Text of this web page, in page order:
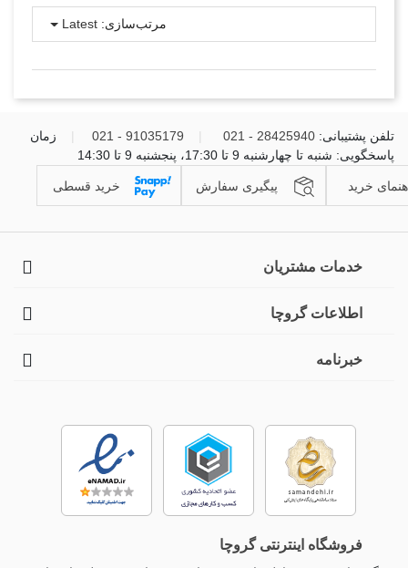
مرتب‌سازی: Latest
تلفن پشتیبانی: 28425940 - 021
91035179 - 021
زمان
پاسخگویی: شنبه تا چهارشنبه 9 تا 17:30، پنجشنبه 9 تا 14:30
خرید پیگیری سفارش خرید قسطی
خدمات مشتریان
اطلاعات گروچا
خبرنامه
فروشگاه اینترنتی گروچا